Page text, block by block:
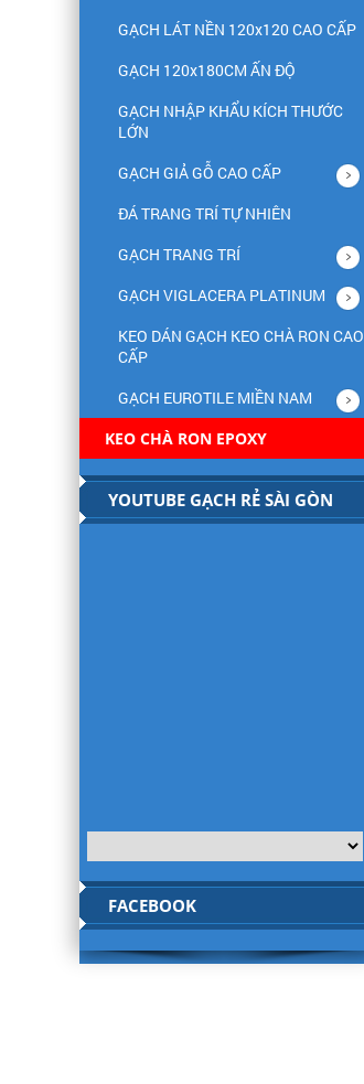
GẠCH LÁT NỀN 120x120 CAO CẤP
GẠCH 120x180CM ẤN ĐỘ
GẠCH NHẬP KHẨU KÍCH THƯỚC
LỚN
GẠCH GIẢ GỖ CAO CẤP
ĐÁ TRANG TRÍ TỰ NHIÊN
GẠCH TRANG TRÍ
GẠCH VIGLACERA PLATINUM
KEO DÁN GẠCH KEO CHÀ RON CAO
CẤP
GẠCH EUROTILE MIỀN NAM
KEO CHÀ RON EPOXY
YOUTUBE GẠCH RẺ SÀI GÒN
FACEBOOK